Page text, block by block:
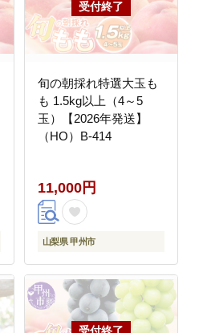
旬の朝採れ特選大玉も
も 1.5kg以上（4～5
玉）【2026年発送】
（HO）B-414
11,000円
山梨県 甲州市